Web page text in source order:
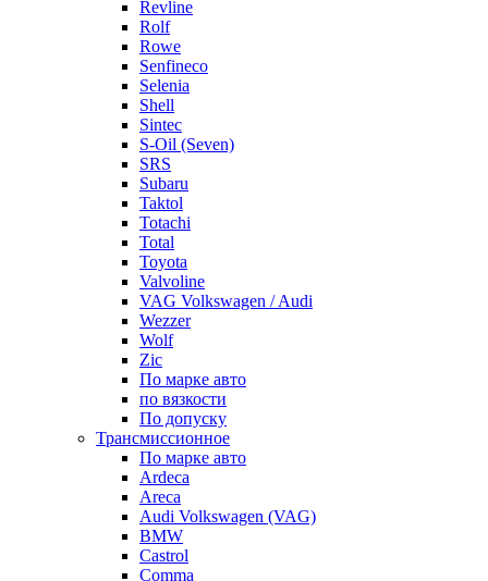
Revline
Rolf
Rowe
Senfineco
Selenia
Shell
Sintec
S-Oil (Seven)
SRS
Subaru
Taktol
Totachi
Total
Toyota
Valvoline
VAG Volkswagen / Audi
Wezzer
Wolf
Zic
По марке авто
по вязкости
По допуску
Трансмиссионное
По марке авто
Ardeca
Areca
Audi Volkswagen (VAG)
BMW
Castrol
Comma